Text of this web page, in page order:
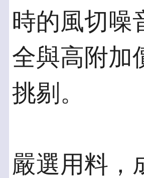
時的風切噪
全與高附加
挑剔。
嚴選用料，